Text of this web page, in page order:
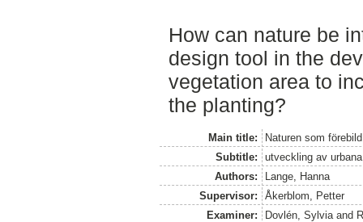
How can nature be
design tool in the
vegetation area to
the planting?
Main title:
Naturen som förebild
Subtitle:
utveckling av
Authors:
Lange, Hanna
Supervisor:
Åkerblom, Petter
Examiner:
Dovlén, Sylvia and